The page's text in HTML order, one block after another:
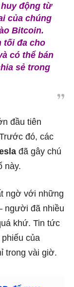
huy động từ
của chúng
Bitcoin.
tối đa cho
có thể bán
sẻ trong
đầu tiên
đó, các
đã gây chú
này.
ngờ với những
người đã nhiều
khứ. Tin tức
của
trong vài giờ.